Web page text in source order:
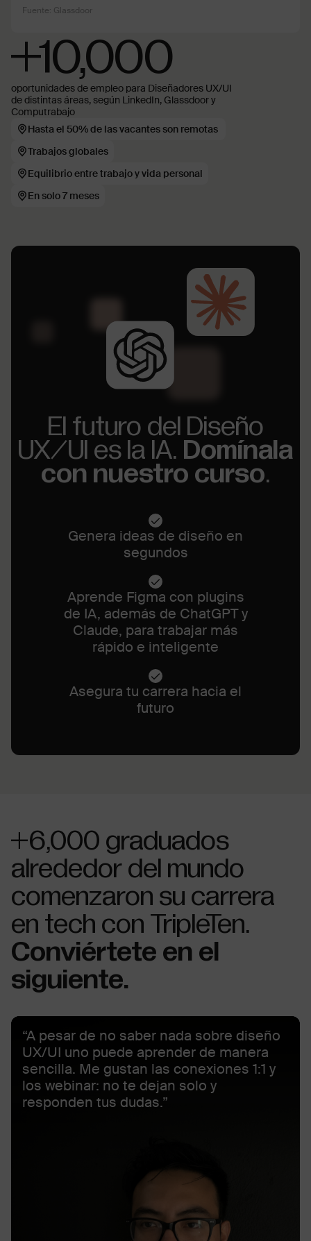
Hasta el 50% de las vacantes son remotas
Trabajos globales
Equilibrio entre trabajo y vida personal
En solo 7 meses
+10,000
oportunidades de empleo para Diseñadores UX/UI
de distintas áreas, según LinkedIn, Glassdoor y
Computrabajo
Fuente: Glassdoor
El futuro del Diseño
UX/UI es la IA. Domínala
con nuestro curso.
Genera ideas de diseño en
segundos
Aprende Figma con plugins
de IA, además de ChatGPT y
Claude, para trabajar más
rápido e inteligente
Asegura tu carrera hacia el
futuro
+6,000 graduados
alrededor del mundo
comenzaron su carrera
en tech con TripleTen.
Conviértete en el
siguiente.
“A pesar de no saber nada sobre diseño
UX/UI uno puede aprender de manera
sencilla. Me gustan las conexiones 1:1 y
los webinar: no te dejan solo y
responden tus dudas.”